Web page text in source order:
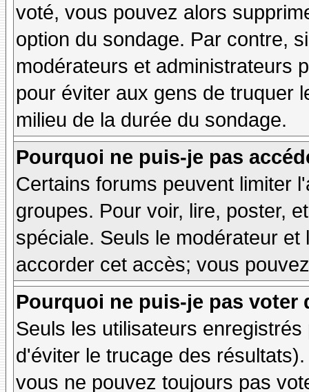
voté, vous pouvez alors
option du sondage. Par contre,
modérateurs et administrateurs
pour éviter aux gens de truquer
milieu de la durée du sondage.
Pourquoi ne puis-je pas
Certains forums peuvent limiter
groupes. Pour voir, lire, poster,
spéciale. Seuls le modérateur
accorder cet accès; vous
Pourquoi ne puis-je pas voter
Seuls les utilisateurs
d'éviter le trucage des
vous ne pouvez toujours pas